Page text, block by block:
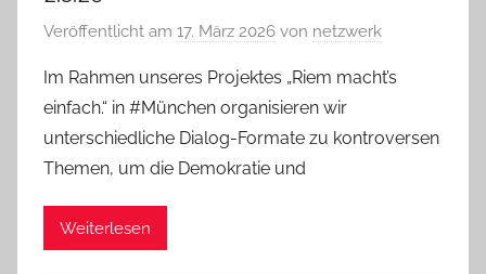
Veröffentlicht am 17. März 2026 von netzwerk
Im Rahmen unseres Projektes „Riem macht’s
einfach.“ in #München organisieren wir
unterschiedliche Dialog-Formate zu kontroversen
Themen, um die Demokratie und
Weiterlesen